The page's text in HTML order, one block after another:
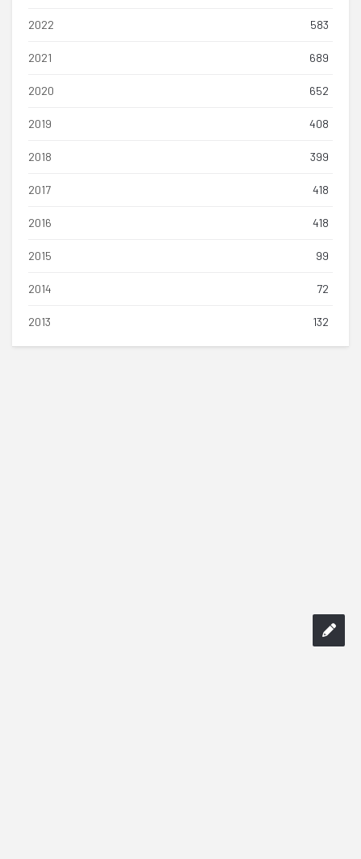
2022 583
2021 689
2020 652
2019 408
2018 399
2017 418
2016 418
2015 99
2014 72
2013 132